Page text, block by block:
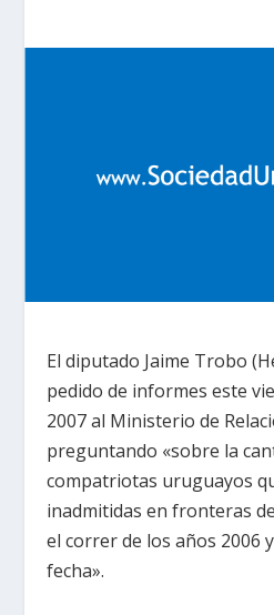
El diputado Jaime Trobo
pedido de informes este
2007 al Ministerio de
preguntando «sobre la
compatriotas uruguayos
inadmitidas en fronteras
el correr de los años 2006
fecha».